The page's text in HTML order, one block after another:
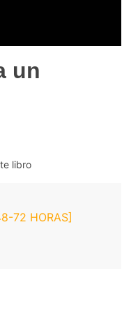
un
libro
72 HORAS]